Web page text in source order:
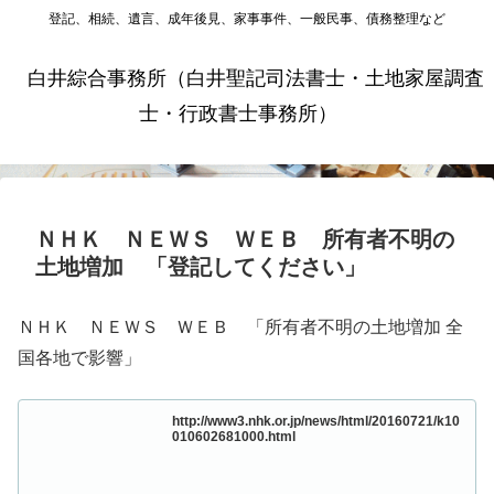
登記、相続、遺言、成年後見、家事事件、一般民事、債務整理など
白井綜合事務所（白井聖記司法書士・土地家屋調査
士・行政書士事務所）
ＮＨＫ ＮＥＷＳ ＷＥＢ 所有者不明の
土地増加 「登記してください」
ＮＨＫ ＮＥＷＳ ＷＥＢ 「所有者不明の土地増加 全
国各地で影響」
http://www3.nhk.or.jp/news/html/20160721/k10
010602681000.html